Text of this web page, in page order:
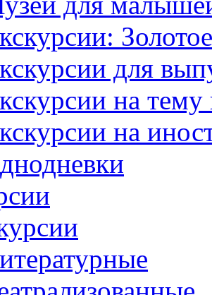
для
на тему
на